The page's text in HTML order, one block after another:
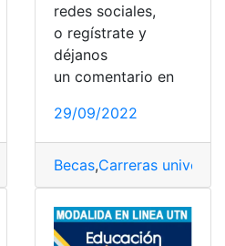
universitarias,Convocatoria
redes sociales,
o regístrate y
déjanos
un comentario en
29/09/2022
Becas,Carreras